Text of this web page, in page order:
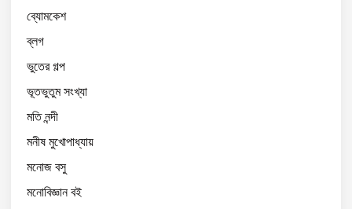
ব্যোমকেশ
ব্লগ
ভুতের গল্প
ভূতভুতুম সংখ্যা
মতি নন্দী
মনীষ মুখোপাধ্যায়
মনোজ বসু
মনোবিজ্ঞান বই